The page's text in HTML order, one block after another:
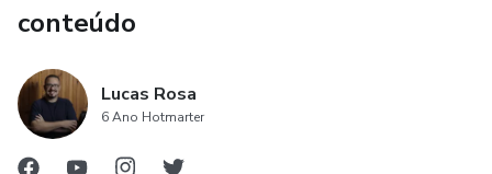
conteúdo
Lucas Rosa
6 Ano Hotmarter